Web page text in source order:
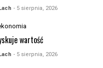
- 5 sierpnia, 2026
wartość
- 5 sierpnia, 2026